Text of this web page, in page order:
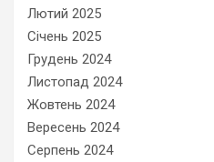
Лютий 2025
Січень 2025
Грудень 2024
Листопад 2024
Жовтень 2024
Вересень 2024
Серпень 2024